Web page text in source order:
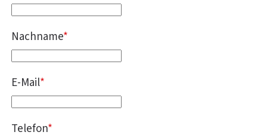
Nachname*
E-Mail*
Telefon*